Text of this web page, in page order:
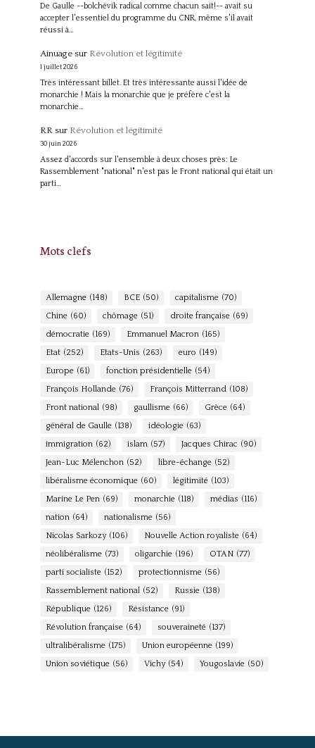
De Gaulle --bolchévik radical comme chacun sait!-- avait su
accepter l'essentiel du programme du CNR, même s'il avait
réussi à…
Ainuagesur Révolution et légitimité
1 juillet 2026
Très intéressant billet. Et très intéressante aussi l'idée de
monarchie ! Mais la monarchie que je préfère c'est la
monarchie…
RR sur Révolution et légitimité
30 juin 2026
Assez d'accords sur l'ensemble à deux choses près: Le
Rassemblement "national" n'est pas le Front national qui était un
parti…
Mots clefs
Allemagne (148) BCE (50) capitalisme (70)
Chine (60) chômage (51) droite française (69)
démocratie (169) Emmanuel Macron (165)
Etat (252) Etats-Unis (263) euro (149)
Europe (61) fonction présidentielle (54)
François Hollande (76) François Mitterrand (108)
Front national (98) gaullisme (66) Grèce (64)
général de Gaulle (138) idéologie (63)
immigration (62) islam (57) Jacques Chirac (90)
Jean-Luc Mélenchon (52) libre-échange (52)
libéralisme économique (60) légitimité (103)
Marine Le Pen (69) monarchie (118) médias (116)
nation (64) nationalisme (56)
Nicolas Sarkozy (106) Nouvelle Action royaliste (64)
néolibéralisme (73) oligarchie (196) OTAN (77)
parti socialiste (152) protectionnisme (56)
Rassemblement national (52) Russie (138)
République (126) Résistance (91)
Révolution française (64) souveraineté (137)
ultralibéralisme (175) Union européenne (199)
Union soviétique (56) Vichy (54) Yougoslavie (50)